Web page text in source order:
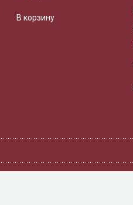
В корзину